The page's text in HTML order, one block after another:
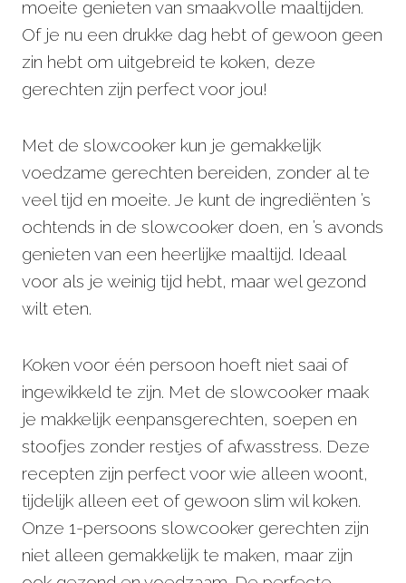
moeite genieten van smaakvolle maaltijden.
Of je nu een drukke dag hebt of gewoon geen
zin hebt om uitgebreid te koken, deze
gerechten zijn perfect voor jou!
Met de slowcooker kun je gemakkelijk
voedzame gerechten bereiden, zonder al te
veel tijd en moeite. Je kunt de ingrediënten ’s
ochtends in de slowcooker doen, en ’s avonds
genieten van een heerlijke maaltijd. Ideaal
voor als je weinig tijd hebt, maar wel gezond
wilt eten.
Koken voor één persoon hoeft niet saai of
ingewikkeld te zijn. Met de slowcooker maak
je makkelijk eenpansgerechten, soepen en
stoofjes zonder restjes of afwasstress. Deze
recepten zijn perfect voor wie alleen woont,
tijdelijk alleen eet of gewoon slim wil koken.
Onze 1-persoons slowcooker gerechten zijn
niet alleen gemakkelijk te maken, maar zijn